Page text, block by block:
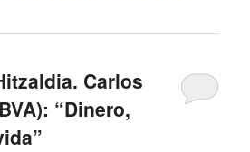
Carlos
“Dinero,